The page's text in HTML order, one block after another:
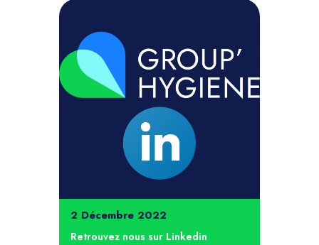
2 Décembre 2022
Retrouvez nous sur Linkedin